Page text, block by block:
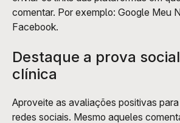
comentar. Por exemplo: Google Meu
Facebook.
Destaque a prova
clínica
Aproveite as avaliações positivas
redes sociais. Mesmo aqueles